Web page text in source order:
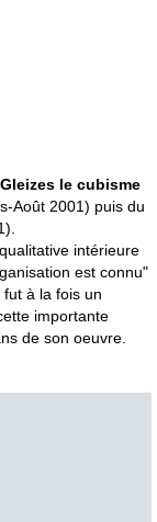
le cubisme
Août 2001) puis du
intérieure
est connu"
à la fois un
importante
de son oeuvre.